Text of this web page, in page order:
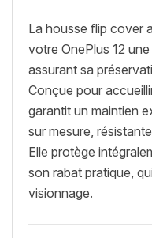
La housse flip cover
votre OnePlus 12
assurant sa
Conçue pour
garantit un maintien
sur mesure,
Elle protège
son rabat pratique,
visionnage.